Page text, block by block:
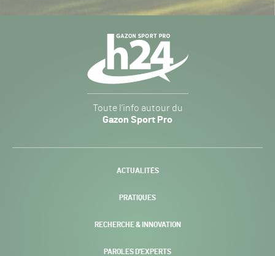
Sport
Pro
-
Toute l’info autour du
Gazon Sport Pro
ACTUALITÉS
PRATIQUES
RECHERCHE & INNOVATION
PAROLES D’EXPERTS